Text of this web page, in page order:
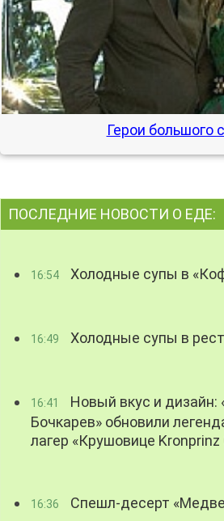
Герои большого
ПОСЛЕДНИЕ НОВОСТИ О ЕДЕ:
16:54 Холодные супы в
16:49 Холодные супы в
16:41
Новый вкус и дизайн:
Бочкарев» обновили
лагер «Крушовице Kronprinz
16:36 Спешл-десерт